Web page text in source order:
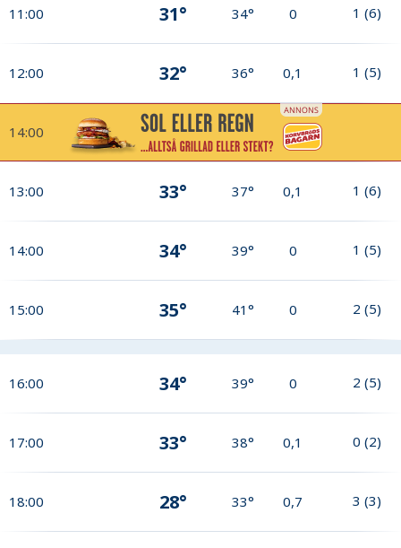
11:00 31° 34° 0 1 (6)
12:00 32° 36° 0,1 1 (5)
14:00
13:00 33° 37° 0,1 1 (6)
14:00 34° 39° 0 1 (5)
15:00 35° 41° 0 2 (5)
16:00 34° 39° 0 2 (5)
17:00 33° 38° 0,1 0 (2)
18:00 28° 33° 0,7 3 (3)